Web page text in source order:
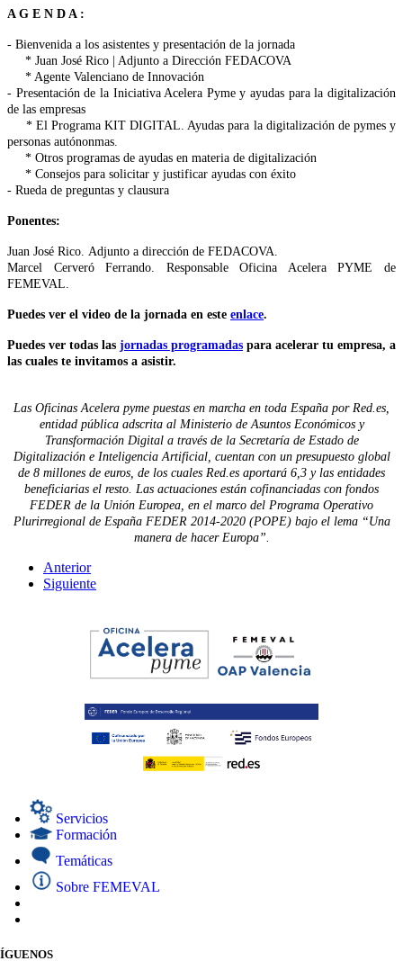
A G E N D A :
- Bienvenida a los asistentes y presentación de la jornada
* Juan José Rico | Adjunto a Dirección FEDACOVA
* Agente Valenciano de Innovación
- Presentación de la Iniciativa Acelera Pyme y ayudas para la digitalización
de las empresas
* El Programa KIT DIGITAL. Ayudas para la digitalización de pymes y
personas autónonmas.
* Otros programas de ayudas en materia de digitalización
* Consejos para solicitar y justificar ayudas con éxito
- Rueda de preguntas y clausura
Ponentes:
Juan José Rico. Adjunto a dirección de FEDACOVA.
Marcel Cerveró Ferrando. Responsable Oficina Acelera PYME de
FEMEVAL.
Puedes ver el video de la jornada en este enlace.
Puedes ver todas las jornadas programadas para acelerar tu empresa, a
las cuales te invitamos a asistir.
Las Oficinas Acelera pyme puestas en marcha en toda España por Red.es,
entidad pública adscrita al Ministerio de Asuntos Económicos y
Transformación Digital a través de la Secretaría de Estado de
Digitalización e Inteligencia Artificial, cuentan con un presupuesto global
de 8 millones de euros, de los cuales Red.es aportará 6,3 y las entidades
beneficiarias el resto. Las actuaciones están cofinanciadas con fondos
FEDER de la Unión Europea, en el marco del Programa Operativo
Plurirregional de España FEDER 2014-2020 (POPE) bajo el lema “Una
manera de hacer Europa”.
Anterior
Siguiente
Servicios
Formación
Temáticas
Sobre FEMEVAL